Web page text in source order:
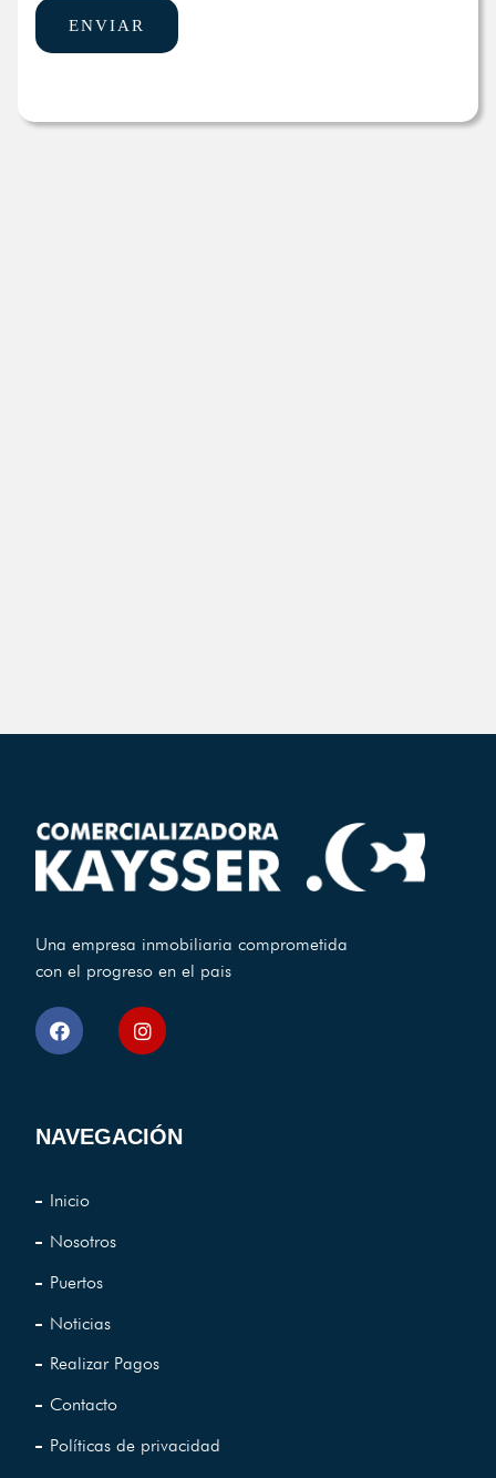
Una empresa inmobiliaria comprometida
con el progreso en el pais
NAVEGACIÓN
Inicio
Nosotros
Puertos
Noticias
Realizar Pagos
Contacto
Políticas de privacidad